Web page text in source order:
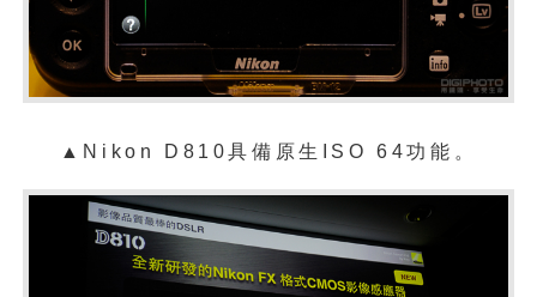
▲ Nikon D810具備原生ISO 64功能。